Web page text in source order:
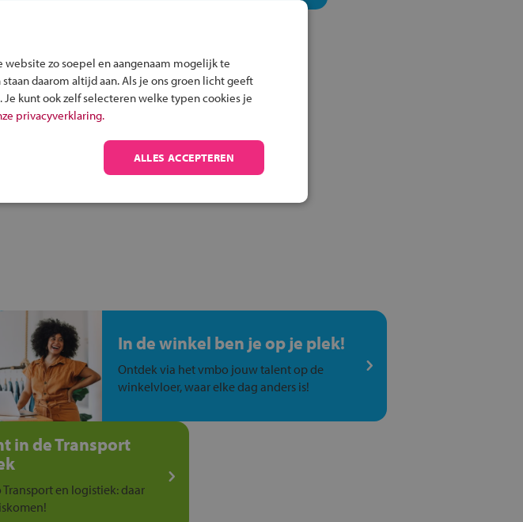
In de winkel ben je op je plek!
Ontdek via het vmbo jouw talent op de
winkelvloer, waar elke dag anders is!
in de Transport
en logistiek: daar
zo soepel en aangenaam mogelijk te
daarom altijd aan. Als je ons groen licht geeft
kunt ook zelf selecteren welke typen cookies je
privacyverklaring.
ALLES ACCEPTEREN